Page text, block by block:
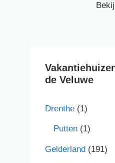
de Veluwe
Drenthe (1)
Putten (1)
Gelderland (191)